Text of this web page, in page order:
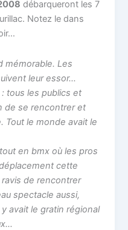
débarqueront les 7
Notez le dans
mémorable. Les
leur essor…
: tous les publics et
de se rencontrer et
Tout le monde avait le
en bmx où les pros
cette
de rencontrer
spectacle aussi,
avait le gratin régional